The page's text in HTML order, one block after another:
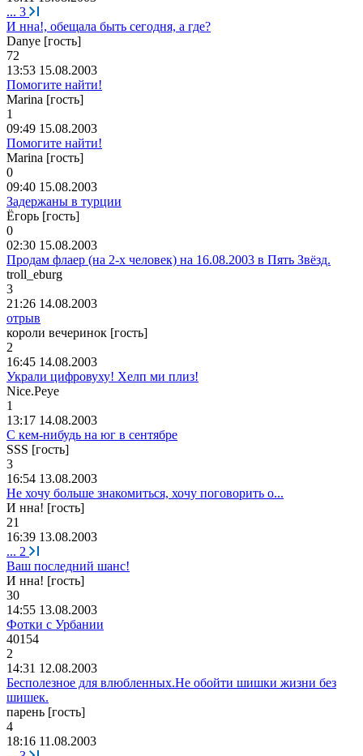
... 3
И нна!, обещала быть сегодня, а где?
Danye [гость]
72
13:53 15.08.2003
Помогите найти!
Marina [гость]
1
09:49 15.08.2003
Помогите найти!
Marina [гость]
0
09:40 15.08.2003
Задержаны в турции
Ёгорь [гость]
0
02:30 15.08.2003
Продам флаер (на 2-х человек) на 16.08.2003 в Пять Звёзд.
troll_eburg
3
21:26 14.08.2003
отрыв
короли вечеринок [гость]
2
16:45 14.08.2003
Украли цифровуху! Хелп ми плиз!
Nice.Peye
1
13:17 14.08.2003
C кем-нибудь на юг в сентябре
SSS [гость]
3
16:54 13.08.2003
Не хочу больше знакомиться, хочу поговорить о...
И нна! [гость]
21
16:39 13.08.2003
... 2
Ваш последний шанс!
И нна! [гость]
30
14:55 13.08.2003
Фотки с Урбании
40154
2
14:31 12.08.2003
Бесполезное для влюбленных.Не обойти шишки жизни без
шишек.
парень [гость]
4
18:16 11.08.2003